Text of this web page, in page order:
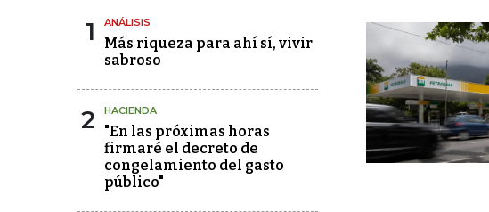
1 ANÁLISIS
Más riqueza para ahí sí, vivir
sabroso
2 HACIENDA
"En las próximas horas
firmaré el decreto de
congelamiento del gasto
público"